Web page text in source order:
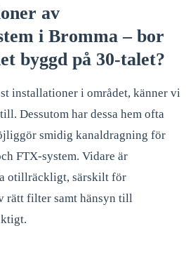
av
i Bromma – bor
byggd på 30-talet?
installationer i området, känner vi
Dessutom har dessa hem ofta
smidig kanaldragning för
FTX-system. Vidare är
otillräckligt, särskilt för
rätt filter samt hänsyn till